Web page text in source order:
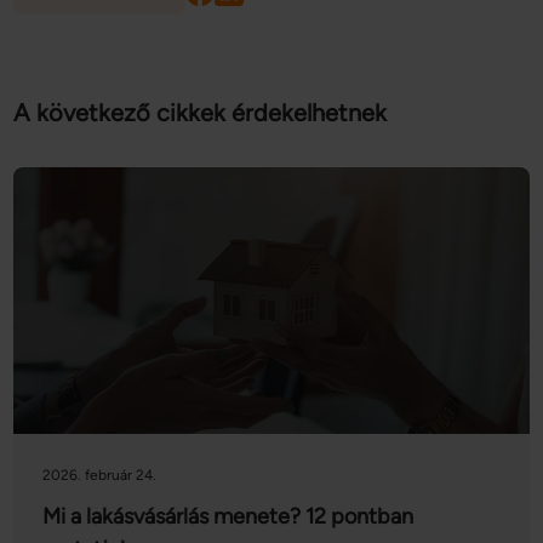
A következő cikkek érdekelhetnek
2026. február 24.
Mi a lakásvásárlás menete? 12 pontban